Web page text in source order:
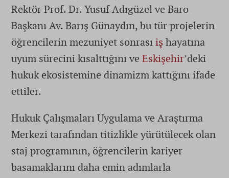
Rektör Prof. Dr. Yusuf Adıgüzel ve Baro
Başkanı Av. Barış Günaydın, bu tür projelerin
öğrencilerin mezuniyet sonrasıiş hayatına
uyum sürecini kısalttığını ve Eskişehir’deki
hukuk ekosistemine dinamizm kattığını ifade
ettiler.
Hukuk Çalışmaları Uygulama ve Araştırma
Merkezi tarafından titizlikle yürütülecek olan
staj programının, öğrencilerin kariyer
basamaklarını daha emin adımlarla